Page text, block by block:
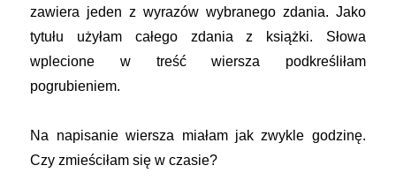
zawiera jeden z wyrazów wybranego zdania. Jako
tytułu użyłam całego zdania z książki. Słowa
wplecione w treść wiersza podkreśliłam
pogrubieniem.
Na napisanie wiersza miałam jak zwykle godzinę.
Czy zmieściłam się w czasie?